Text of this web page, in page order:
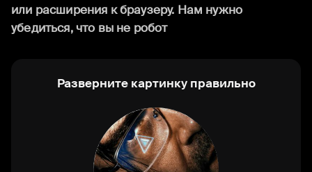
или расширения к браузеру. Нам нужно
убедиться, что вы не робот
Разверните картинку правильно